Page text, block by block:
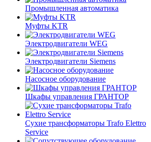
Промышленная автоматика
Муфты KTR
Электродвигатели WEG
Электродвигатели Siemens
Насосное оборудование
Шкафы управления ГРАНТОР
Сухие трансформаторы Trafo Elettro
Service